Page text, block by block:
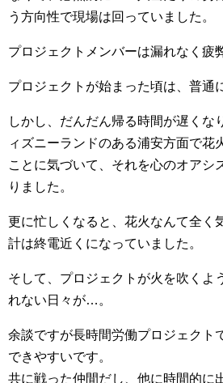
う方向性で現場は回っていました。
プロジェクトメンバーは漏れなく疲
プロジェクトが始まった頃は、普通
しかし、だんだん帰る時間が遅くな
ィズニーランドのある浦安方面で花
ことに気づいて、それを心のオアシ
りました。
更に忙しくなると、花火なんて全く
計は終電近くになっていました。
そして、プロジェクトが火を吹くよ
れない日々が…。
余談ですが長時間労働プロジェクト
できやすいです。
共に戦った仲間だし、他に時間的に